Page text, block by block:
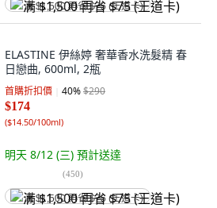
满 $1,500 再省 $75 (王道卡)
ELASTINE 伊絲婷 奢華香水洗髮精 春
日戀曲, 600ml, 2瓶
首購折扣價 40%$290
$174
($14.50/100ml)
明天 8/12 (三) 預計送達
(450)
满 $1,500 再省 $75 (王道卡)